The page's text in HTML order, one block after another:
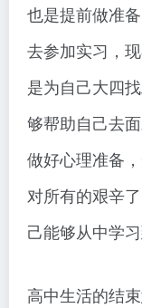
也是提前做准
去参加实习，
是为自己大四
够帮助自己去
做好心理准备
对所有的艰辛
己能够从中学
高中生活的结